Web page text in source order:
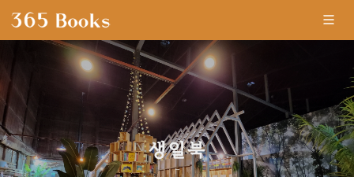
생일북
-